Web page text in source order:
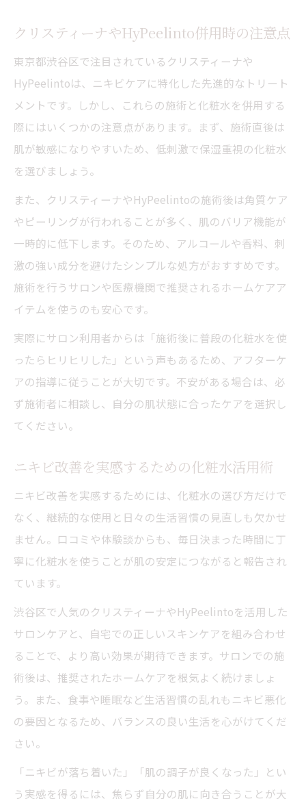
クリスティーナやHyPeelinto併用時の注意点
東京都渋谷区で注目されているクリスティーナや
HyPeelintoは、ニキビケアに特化した先進的なトリート
メントです。しかし、これらの施術と化粧水を併用する
際にはいくつかの注意点があります。まず、施術直後は
肌が敏感になりやすいため、低刺激で保湿重視の化粧水
を選びましょう。
また、クリスティーナやHyPeelintoの施術後は角質ケア
やピーリングが行われることが多く、肌のバリア機能が
一時的に低下します。そのため、アルコールや香料、刺
激の強い成分を避けたシンプルな処方がおすすめです。
施術を行うサロンや医療機関で推奨されるホームケアア
イテムを使うのも安心です。
実際にサロン利用者からは「施術後に普段の化粧水を使
ったらヒリヒリした」という声もあるため、アフターケ
アの指導に従うことが大切です。不安がある場合は、必
ず施術者に相談し、自分の肌状態に合ったケアを選択し
てください。
ニキビ改善を実感するための化粧水活用術
ニキビ改善を実感するためには、化粧水の選び方だけで
なく、継続的な使用と日々の生活習慣の見直しも欠かせ
ません。口コミや体験談からも、毎日決まった時間に丁
寧に化粧水を使うことが肌の安定につながると報告され
ています。
渋谷区で人気のクリスティーナやHyPeelintoを活用した
サロンケアと、自宅での正しいスキンケアを組み合わせ
ることで、より高い効果が期待できます。サロンでの施
術後は、推奨されたホームケアを根気よく続けましょ
う。また、食事や睡眠など生活習慣の乱れもニキビ悪化
の要因となるため、バランスの良い生活を心がけてくだ
さい。
「ニキビが落ち着いた」「肌の調子が良くなった」とい
う実感を得るには、焦らず自分の肌に向き合うことが大